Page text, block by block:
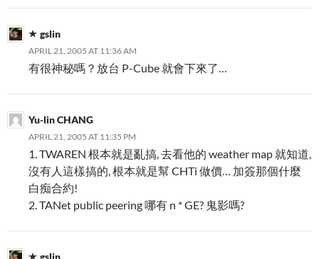
gslin
APRIL 21, 2005 AT 11:36 AM
有很神秘嗎？放台 P-Cube 就會下來了…
Yu-lin CHANG
APRIL 21, 2005 AT 11:35 PM
1. TWAREN 根本就是亂搞, 去看他的 weather map 就知道,
沒有人這樣搞的, 根本就是幫 CHTi 做價… 加簽那個什麼
白痴合約!
2. TANet public peering 哪有 n * GE? 鬼影嗎?
gslin